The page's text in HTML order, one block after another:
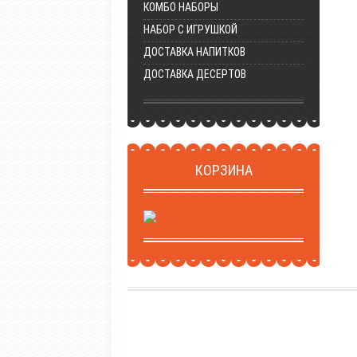
КОМБО НАБОРЫ
НАБОР С ИГРУШКОЙ
ДОСТАВКА НАПИТКОВ
ДОСТАВКА ДЕСЕРТОВ
КОРЗИНА